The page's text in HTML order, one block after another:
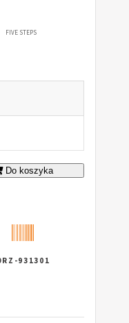
FIVE STEPS
Do koszyka
931301